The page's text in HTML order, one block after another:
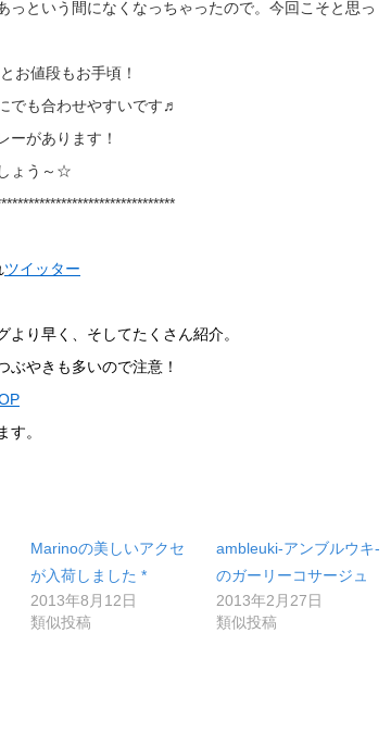
っという間になくなっちゃったので。今回こそと思っ
お値段もお手頃！
でも合わせやすいです♬
ーがあります！
ょう～☆
ツイッター
より早く、そしてたくさん紹介。
ぶやきも多いので注意！
す。
Marinoの美しいアクセ
が入荷しました *
2013年8月12日
類似投稿
ambleuki-アンブルウキ-
のガーリーコサージュ
2013年2月27日
類似投稿